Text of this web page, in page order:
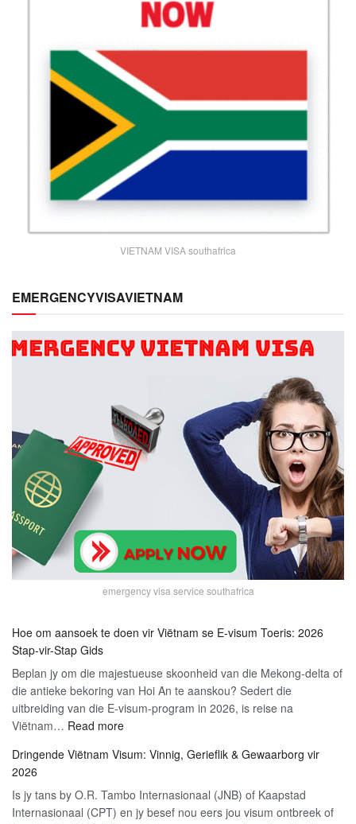
VIETNAM VISA southafrica
EMERGENCYVISAVIETNAM
emergency visa service southafrica
Hoe om aansoek te doen vir Viëtnam se E-visum Toeris: 2026
Stap-vir-Stap Gids
Beplan jy om die majestueuse skoonheid van die Mekong-delta of
die antieke bekoring van Hoi An te aanskou? Sedert die
uitbreiding van die E-visum-program in 2026, is reise na
Viëtnam… Read more:
om
te
doen
Dringende Viëtnam Visum: Vinnig, Gerieflik & Gewaarborg vir
2026
Is jy tans by O.R. Tambo Internasionaal (JNB) of Kaapstad
Internasionaal (CPT) en jy besef nou eers jou visum ontbreek of